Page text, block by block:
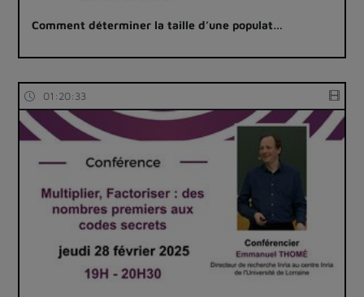
Comment déterminer la taille d’une populat…
01:20:33